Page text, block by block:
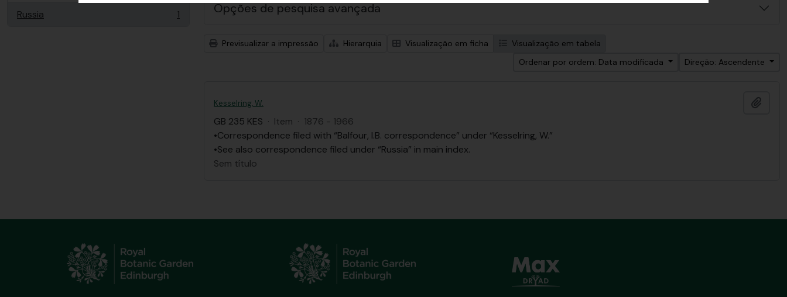
Russia
, 1 resultados 1 Opções de pesquisa avançada
Previsualizar a impressão Hierarquia Visualização em ficha
Visualização em tabela
Ordenar por ordem: Data modificada
Direção: Ascendente
Kesselring, W.
GB 235 KES · Item · 1876 - 1966
•Correspondence filed with “Balfour, I.B. correspondence” under “Kesselring, W.”
•See also correspondence filed under “Russia” in main index.
Sem título